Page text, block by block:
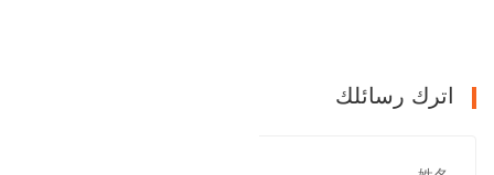
اترك رسائلك